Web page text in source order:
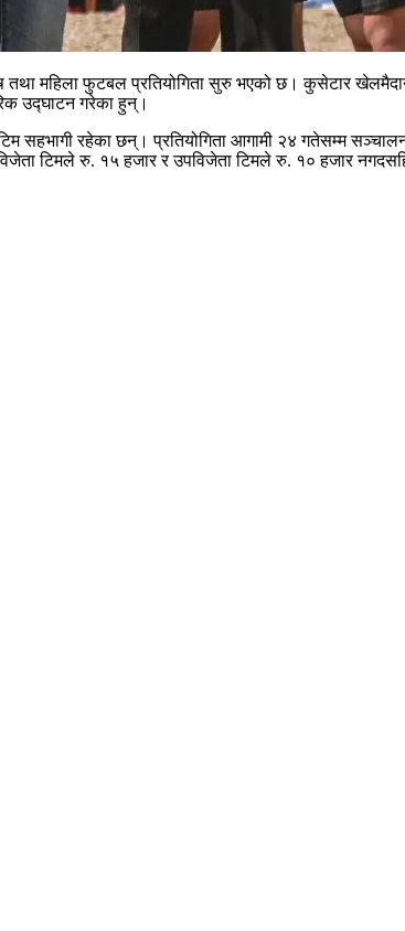
महिला फुटबल प्रतियोगिता सुरु भएको छ। कुसेटार
उद्घाटन गरेका हुन्।
सहभागी रहेका छन्। प्रतियोगिता आगामी २४ गतेसम्म
टिमले रु. १५ हजार र उपविजेता टिमले रु. १० हजार